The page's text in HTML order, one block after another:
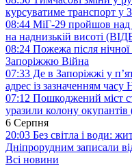
курсуватиме транспорт у
08:44 МіГ-29 пройшов
на наднизькій висоті
08:24 Пожежа після
Запоріжжю Війна
07:33 Де в Запоріжжі у
адрес із зазначенням часу
07:12 Пошкоджений міст
уразили колону
6 Серпня
20:03 Без світла і води:
Дніпрорудним записали
Всі новини